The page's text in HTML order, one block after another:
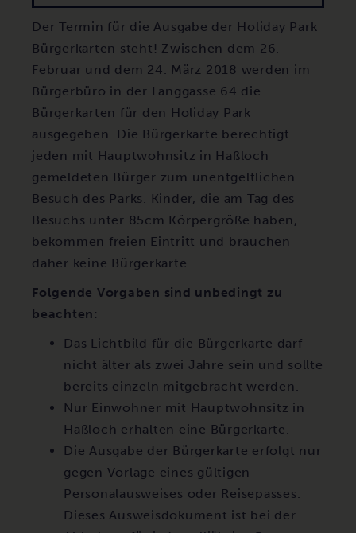
Der Termin für die Ausgabe der Holiday Park
Bürgerkarten steht! Zwischen dem 26.
Februar und dem 24. März 2018 werden im
Bürgerbüro in der Langgasse 64 die
Bürgerkarten für den Holiday Park
ausgegeben. Die Bürgerkarte berechtigt
jeden mit Hauptwohnsitz in Haßloch
gemeldeten Bürger zum unentgeltlichen
Besuch des Parks. Kinder, die am Tag des
Besuchs unter 85cm Körpergröße haben,
bekommen freien Eintritt und brauchen
daher keine Bürgerkarte.
Folgende Vorgaben sind unbedingt zu
beachten:
Das Lichtbild für die Bürgerkarte darf
nicht älter als zwei Jahre sein und sollte
bereits einzeln mitgebracht werden.
Nur Einwohner mit Hauptwohnsitz in
Haßloch erhalten eine Bürgerkarte.
Die Ausgabe der Bürgerkarte erfolgt nur
gegen Vorlage eines gültigen
Personalausweises oder Reisepasses.
Dieses Ausweisdokument ist bei der